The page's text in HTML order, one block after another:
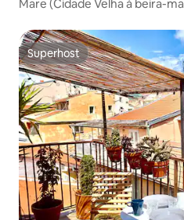
Mare (Cidade Velha à beira-
Superhost
Superhost